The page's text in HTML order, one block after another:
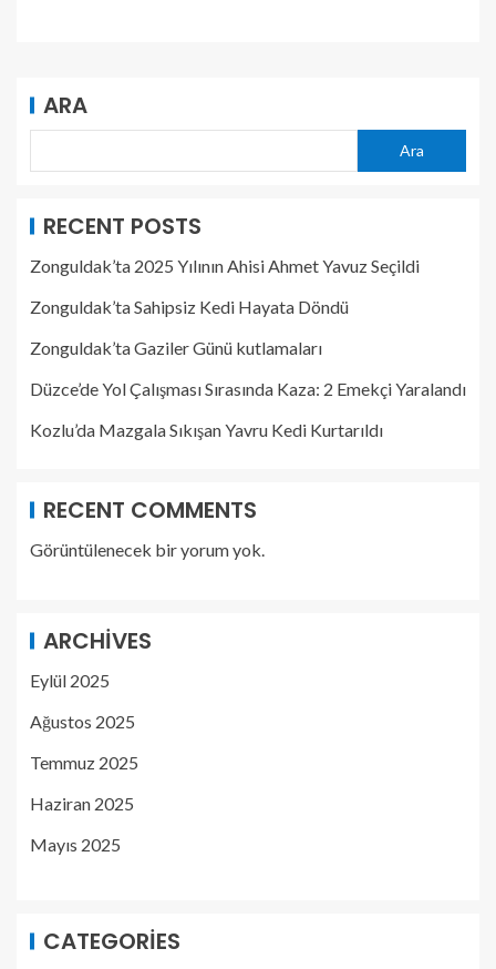
ARA
Ara
RECENT POSTS
Zonguldak’ta 2025 Yılının Ahisi Ahmet Yavuz Seçildi
Zonguldak’ta Sahipsiz Kedi Hayata Döndü
Zonguldak’ta Gaziler Günü kutlamaları
Düzce’de Yol Çalışması Sırasında Kaza: 2 Emekçi Yaralandı
Kozlu’da Mazgala Sıkışan Yavru Kedi Kurtarıldı
RECENT COMMENTS
Görüntülenecek bir yorum yok.
ARCHIVES
Eylül 2025
Ağustos 2025
Temmuz 2025
Haziran 2025
Mayıs 2025
CATEGORIES